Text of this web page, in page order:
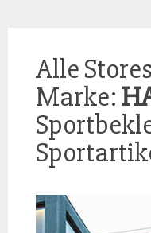
Alle
Marke: